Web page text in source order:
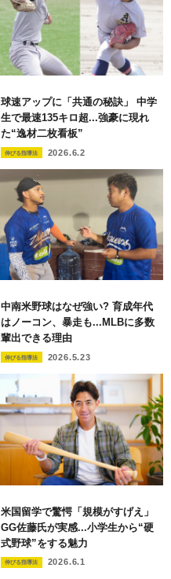
球速アップに「共通の秘訣」 中学
生で最速135キロ超...強豪に現れ
た“逸材二枚看板”
伸びる指導法 2026.6.2
中南米野球はなぜ強い? 育成年代
はノーコン、暴走も...MLBに多数
輩出できる理由
伸びる指導法 2026.5.23
米国留学で驚愕「規模がすげえ」
GG佐藤氏が実感...小学生から“硬
式野球”をする魅力
伸びる指導法 2026.6.1